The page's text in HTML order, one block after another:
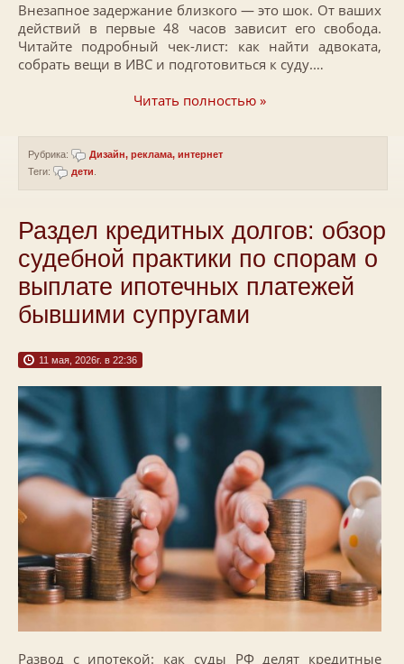
Внезапное задержание близкого — это шок. От ваших
действий в первые 48 часов зависит его свобода.
Читайте подробный чек-лист: как найти адвоката,
собрать вещи в ИВС и подготовиться к суду.…
Читать полностью »
Рубрика:
Дизайн, реклама, интернет
Теги:
дети
Раздел кредитных долгов: обзор
судебной практики по спорам о
выплате ипотечных платежей
бывшими супругами
11 мая, 2026г. в 22:36
Развод с ипотекой: как суды РФ делят кредитные